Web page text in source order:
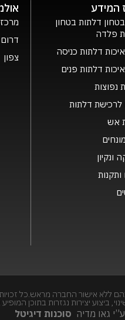
המידע
דלתות בטחון
פלדה
דלתות כניסה
דלתות פנים
נפוצות
לרכישת דלתות
אש
ונקיון
ותקנות
מרכז
דרום
צפון
ללא אישור החברה מראש.כל
ביצוע יצירות נגזרות בתוכן
גאו מדיה סוכנות דיגיטל